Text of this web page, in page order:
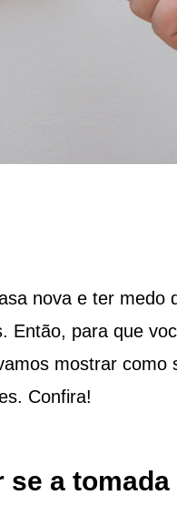
nova e ter medo
Então, para que
mostrar como
Confira!
a tomada